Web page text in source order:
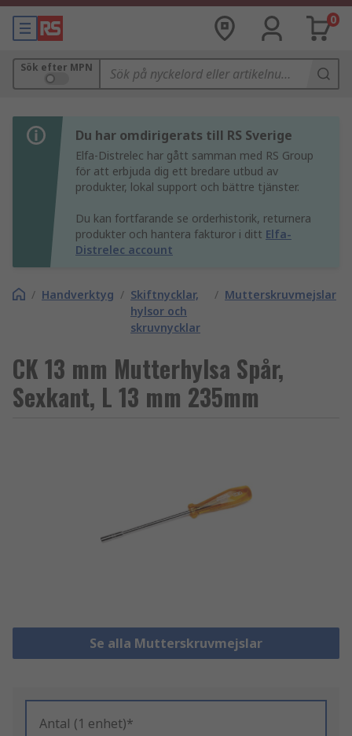
0
Sök efter MPN
Du har omdirigerats till RS Sverige
Elfa-Distrelec har gått samman med RS Group
för att erbjuda dig ett bredare utbud av
produkter, lokal support och bättre tjänster.
Du kan fortfarande se orderhistorik, returnera
produkter och hantera fakturor i ditt Elfa-
Distrelec account
/ Handverktyg / Skiftnycklar,
hylsor och
skruvnycklar
/ Mutterskruvmejslar
CK 13 mm Mutterhylsa Spår,
Sexkant, L 13 mm 235mm
Se alla Mutterskruvmejslar
Antal (1 enhet)*